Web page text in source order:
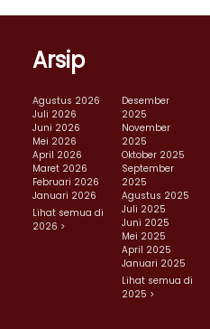
Arsip
Agustus 2026
Juli 2026
Juni 2026
Mei 2026
April 2026
Maret 2026
Februari 2026
Januari 2026
Lihat semua di
2026 >
Desember
2025
November
2025
Oktober 2025
September
2025
Agustus 2025
Juli 2025
Juni 2025
Mei 2025
April 2025
Januari 2025
Lihat semua di
2025 >